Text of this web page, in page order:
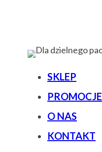
SKLEP
PROMOCJE
O NAS
KONTAKT